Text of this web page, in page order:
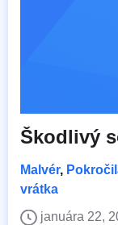
Škodlivý
Malvér,
vrátka
januára 22,